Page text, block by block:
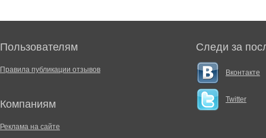
Пользователям
Правила публикации отзывов
Компаниям
Реклама на сайте
Следи за
Вконтакте
Twitter